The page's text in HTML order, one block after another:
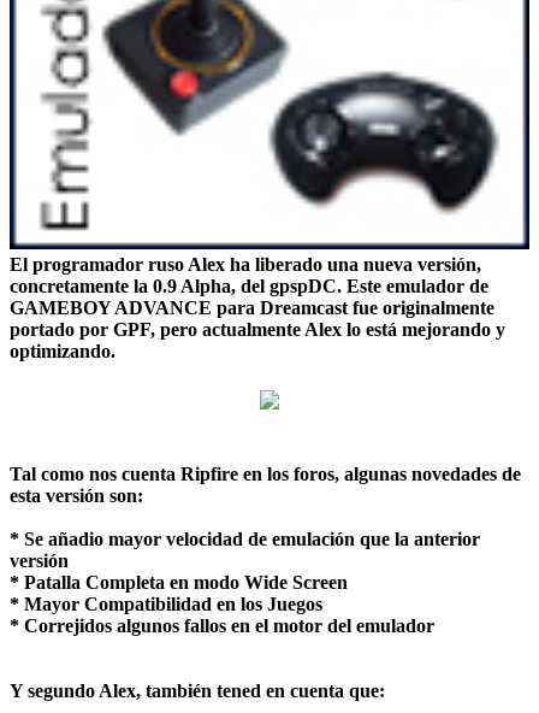
El programador ruso Alex ha liberado una nueva versión,
concretamente la 0.9 Alpha, del gpspDC. Este emulador de
GAMEBOY ADVANCE para Dreamcast fue originalmente
portado por GPF, pero actualmente Alex lo está mejorando y
optimizando.
Tal como nos cuenta Ripfire en los foros, algunas novedades de
esta versión son:
* Se añadio mayor velocidad de emulación que la anterior
versión
* Patalla Completa en modo Wide Screen
* Mayor Compatibilidad en los Juegos
* Correjidos algunos fallos en el motor del emulador
Y segundo Alex, también tened en cuenta que: